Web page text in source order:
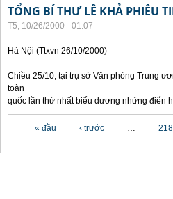
TỔNG BÍ THƯ LÊ KHẢ PHIÊU
T5, 10/26/2000 - 01:07
Hà Nội (Ttxvn 26/10/2000)
Chiều 25/10, tại trụ sở Văn phòng Trung
toàn
quốc lần thứ nhất biểu dương những điển
« đầu ‹ trước … 218